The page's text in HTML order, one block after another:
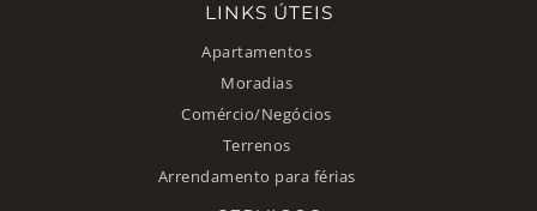
LINKS ÚTEIS
Apartamentos
Moradias
Comércio/Negócios
Terrenos
Arrendamento para férias